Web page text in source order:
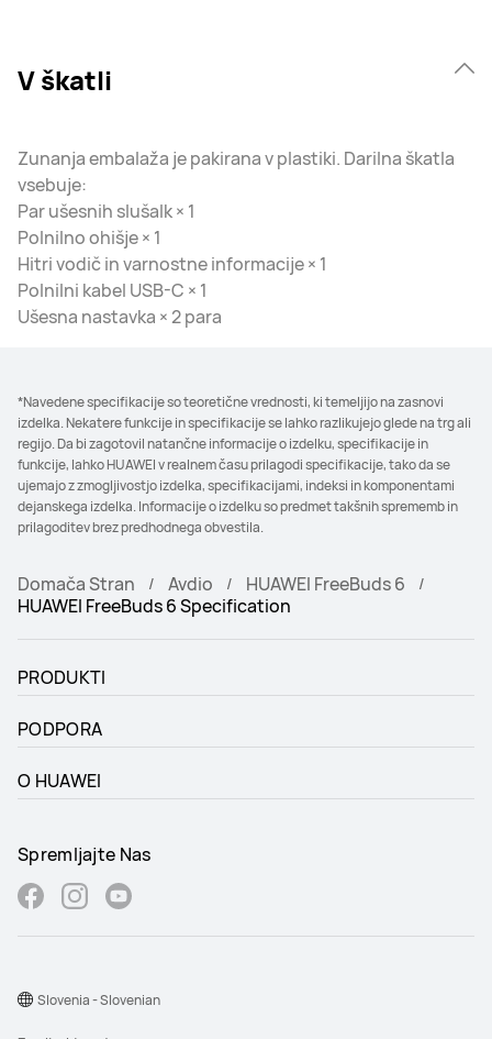
V škatli
Zunanja embalaža je pakirana v plastiki. Darilna škatla
vsebuje:
Par ušesnih slušalk × 1
Polnilno ohišje × 1
Hitri vodič in varnostne informacije × 1
Polnilni kabel USB-C × 1
Ušesna nastavka × 2 para
*Navedene specifikacije so teoretične vrednosti, ki temeljijo na zasnovi
izdelka. Nekatere funkcije in specifikacije se lahko razlikujejo glede na trg ali
regijo. Da bi zagotovil natančne informacije o izdelku, specifikacije in
funkcije, lahko HUAWEI v realnem času prilagodi specifikacije, tako da se
ujemajo z zmogljivostjo izdelka, specifikacijami, indeksi in komponentami
dejanskega izdelka. Informacije o izdelku so predmet takšnih sprememb in
prilagoditev brez predhodnega obvestila.
Domača Stran Avdio
HUAWEI FreeBuds 6
HUAWEI FreeBuds 6 Specification
PRODUKTI
PODPORA
O HUAWEI
Spremljajte Nas
Slovenia - Slovenian